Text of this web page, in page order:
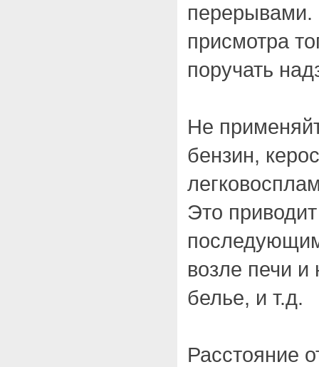
перерывами.
присмотра
поручать
Не
бензин,
Это
возле печи и
белье, и т.д.
Расстояние